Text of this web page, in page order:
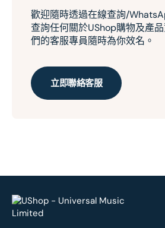
歡迎隨時透過在線查詢/
查詢任何關於UShop購物及產
們的客服專員隨時為你效名。
立即聯絡客服